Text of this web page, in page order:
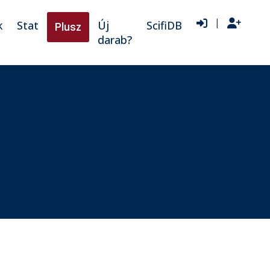
Stat Plusz
Új
darab?
ScifiDB |